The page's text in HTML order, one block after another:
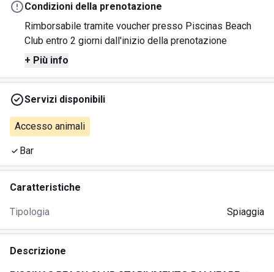
Condizioni della prenotazione
Rimborsabile tramite voucher presso Piscinas Beach
Club entro 2 giorni dall'inizio della prenotazione
+ Più info
Servizi disponibili
Accesso animali
Bar
Caratteristiche
Tipologia Spiaggia
Descrizione